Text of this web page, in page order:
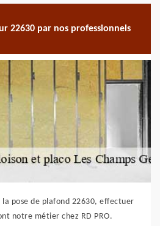
22630 par nos professionnels
la pose de plafond 22630, effectuer
notre métier chez RD PRO.